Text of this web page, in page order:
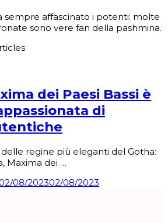
sempre affascinato i potenti: molte
sono vere fan della pashmina.
dei Paesi Bassi è
di
regine più eleganti del Gotha:
Maxima dei …
08/202302/08/2023